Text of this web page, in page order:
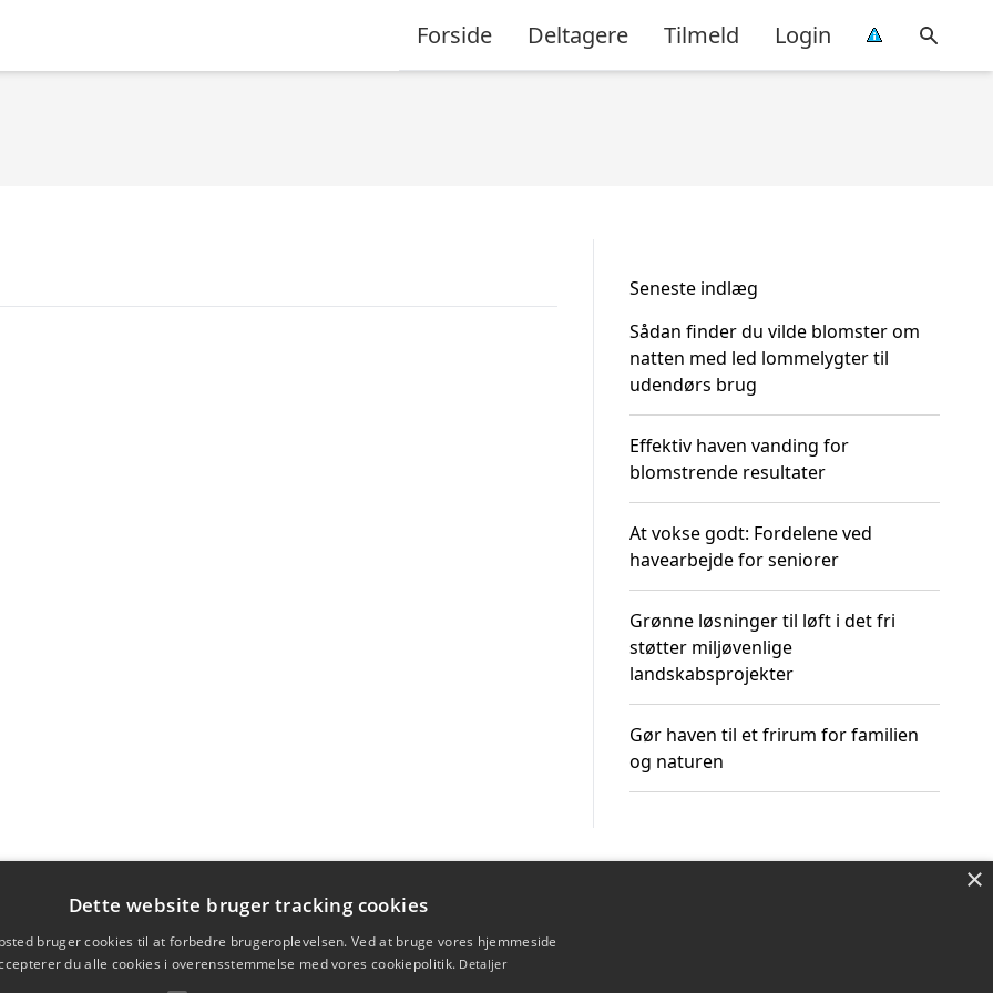
Forside Deltagere Tilmeld Login
Seneste indlæg
Sådan finder du vilde blomster om
natten med led lommelygter til
udendørs brug
Effektiv haven vanding for
blomstrende resultater
At vokse godt: Fordelene ved
havearbejde for seniorer
Grønne løsninger til løft i det fri
støtter miljøvenlige
landskabsprojekter
Gør haven til et frirum for familien
og naturen
×
Dette website bruger tracking cookies
bruger cookies til at forbedre brugeroplevelsen. Ved at bruge vores hjemmeside
du alle cookies i overensstemmelse med vores cookiepolitik. Detaljer